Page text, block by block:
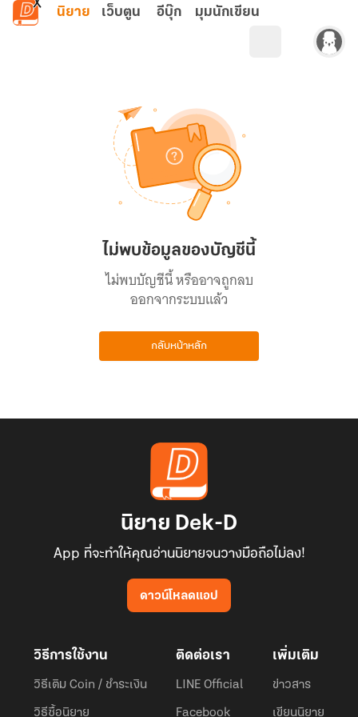
ข้ามไปยังเนื้อหาหลัก
นิยาย เว็บตูน อีบุ๊ก มุมนักเขียน
ไม่พบข้อมูลของบัญชีนี้
ไม่พบบัญชีนี้ หรืออาจถูกลบ
ออกจากระบบแล้ว
กลับหน้าหลัก
นิยาย Dek-D
App ที่จะทำให้คุณอ่านนิยายจนวางมือถือไม่ลง!
ดาวน์โหลดแอป
วิธีการใช้งาน
วิธีเติม Coin / ชำระเงิน
วิธีซื้อนิยาย
ติดต่อเรา
LINE Official
Facebook
เพิ่มเติม
ข่าวสาร
เขียนนิยาย